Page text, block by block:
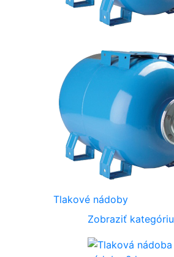
Tlakové nádoby
Zobraziť kategóriu